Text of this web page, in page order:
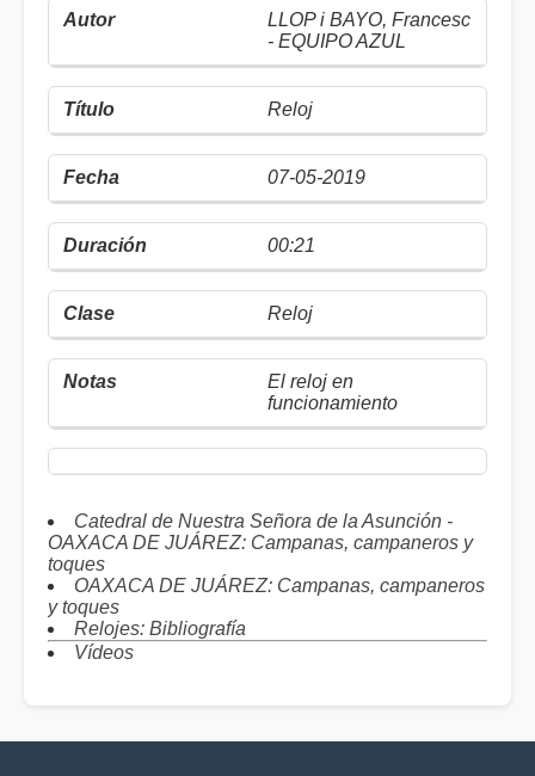
LLOP i BAYO, Francesc
- EQUIPO AZUL
Reloj
07-05-2019
00:21
Reloj
El reloj en
funcionamiento
Catedral de Nuestra Señora de la Asunción -
OAXACA DE JUÁREZ: Campanas, campaneros y
toques
OAXACA DE JUÁREZ: Campanas, campaneros
y toques
Relojes: Bibliografía
Vídeos